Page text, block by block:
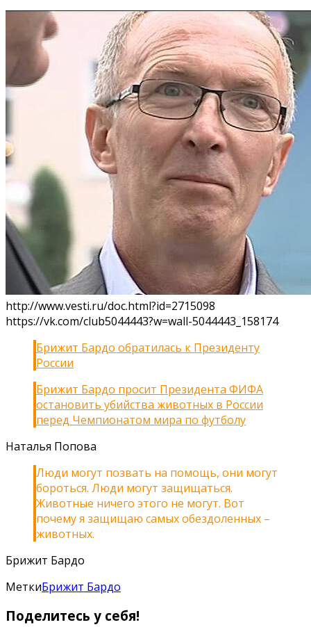
http://www.vesti.ru/doc.html?id=2715098
https://vk.com/club5044443?w=wall-5044443_158174
Брижит Бардо обратилась к Президенту
России
Брижит Бардо просит Президента ФИФА
остановить убийства животных в России
перед Чемпионатом мира по футболу
Наталья Попова
Люди могут позвать на помощь, они могут
бороться. Люди могут защищаться.
Животные ничего этого не могут. Вот
почему я защищаю самых обездоленных –
животных.
Брижит Бардо
МеткиБрижит Бардо
Поделитесь у себя!